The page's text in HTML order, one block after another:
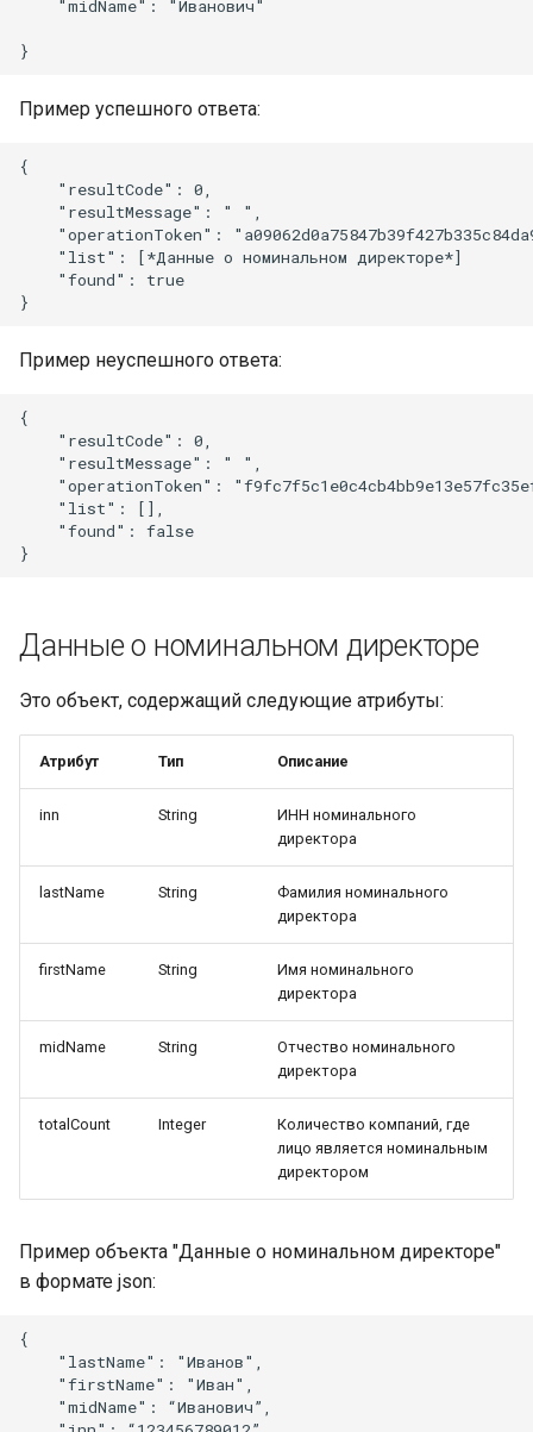
    "midName": "Иванович"
Пример успешного ответа:
{
    "resultCode": 0,
    "resultMessage": " ",
"operationToken":
    "list": [*Данные о номинальном директоре*]
    "found": true
Пример неуспешного ответа:
{
    "resultCode": 0,
    "resultMessage": " ",
"operationToken":
    "list": [],
    "found": false
Данные о номинальном директоре
Это объект, содержащий следующие атрибуты:
Атрибут Тип Описание
inn String
ИНН номинального
директора
lastName String
Фамилия номинального
директора
firstName String
Имя номинального
директора
midName String
Отчество номинального
директора
totalCount Integer
Количество компаний, где
лицо является номинальным
директором
Пример объекта "Данные о номинальном директоре"
в формате json:
{
    "lastName": "Иванов",
    "firstName": "Иван",
    "midName": “Иванович”,